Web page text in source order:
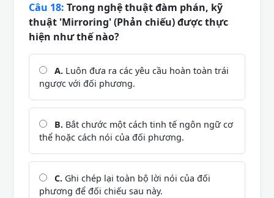
Câu 18: Trong nghệ thuật đàm phán, kỹ
thuật 'Mirroring' (Phản chiếu) được thực
hiện như thế nào?
A. Luôn đưa ra các yêu cầu hoàn toàn trái
ngược với đối phương.
B. Bắt chước một cách tinh tế ngôn ngữ cơ
thể hoặc cách nói của đối phương.
C. Ghi chép lại toàn bộ lời nói của đối
phương để đối chiếu sau này.